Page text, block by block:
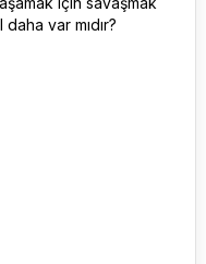
var mıdır?